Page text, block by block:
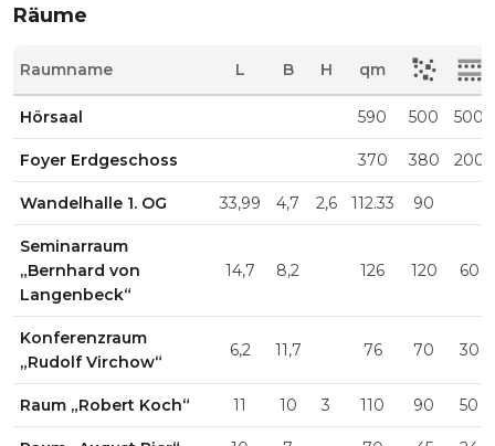
Räume
Raumname L B H qm
Hörsaal 590 500 500
Foyer Erdgeschoss 370 380 200
Wandelhalle 1. OG 33,99 4,7 2,6 112.33 90
Seminarraum
„Bernhard von
Langenbeck“
14,7 8,2 126 120 60
Konferenzraum
„Rudolf Virchow“
6,2 11,7 76 70 30
Raum „Robert Koch“ 11 10 3 110 90 50